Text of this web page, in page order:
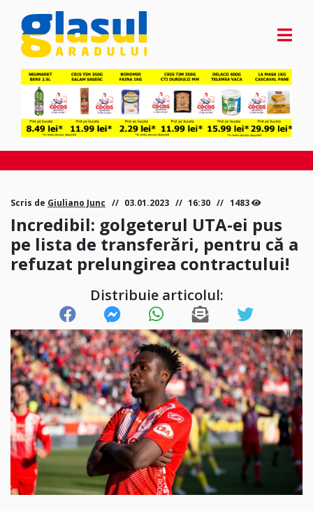
Scris de Giuliano Junc 03.01.2023 16:30 1483
Incredibil: golgeterul UTA-ei pus
pe lista de transferări, pentru că a
refuzat prelungirea contractului!
Distribuie articolul: